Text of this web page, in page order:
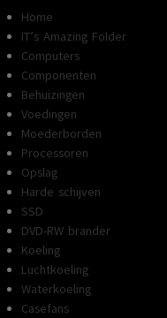
Home
IT’s Amazing Folder
Computers
Componenten
Behuizingen
Voedingen
Moederborden
Processoren
Opslag
Harde schijven
SSD
DVD-RW brander
Koeling
Luchtkoeling
Waterkoeling
Casefans